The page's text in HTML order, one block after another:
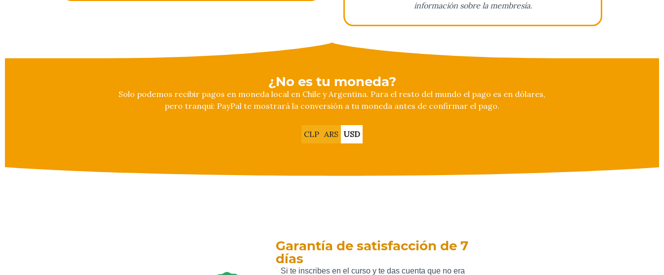
información sobre la membresía.
¿No es tu moneda?
Solo podemos recibir pagos en moneda local en Chile y Argentina. Para el resto del mundo el pago es en dólares,
pero tranqui: PayPal te mostrará la conversión a tu moneda antes de confirmar el pago.
CLP ARS USD
Garantía de satisfacción de 7
días
Si te inscribes en el curso y te das cuenta que no era